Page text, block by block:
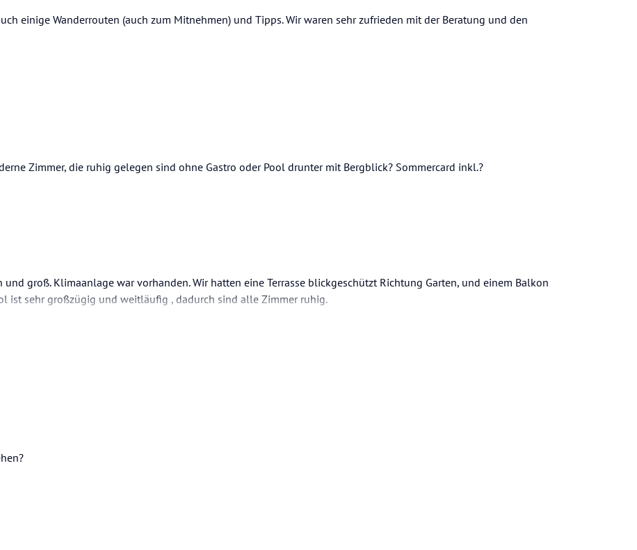
einige Wanderrouten (auch zum Mitnehmen) und Tipps. Wir waren sehr zufrieden mit der Beratung und den
Zimmer, die ruhig gelegen sind ohne Gastro oder Pool drunter mit Bergblick? Sommercard inkl.?
groß. Klimaanlage war vorhanden. Wir hatten eine Terrasse blickgeschützt Richtung Garten, und einem Balkon
ist sehr großzügig und weitläufig , dadurch sind alle Zimmer ruhig.